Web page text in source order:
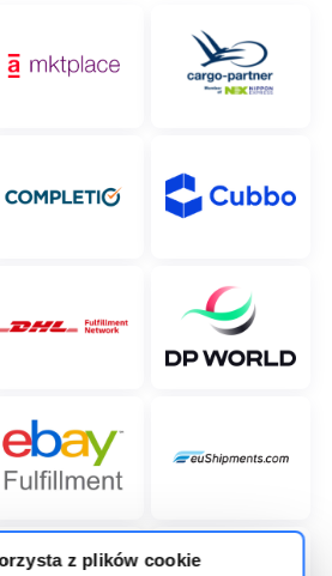
z plików cookie